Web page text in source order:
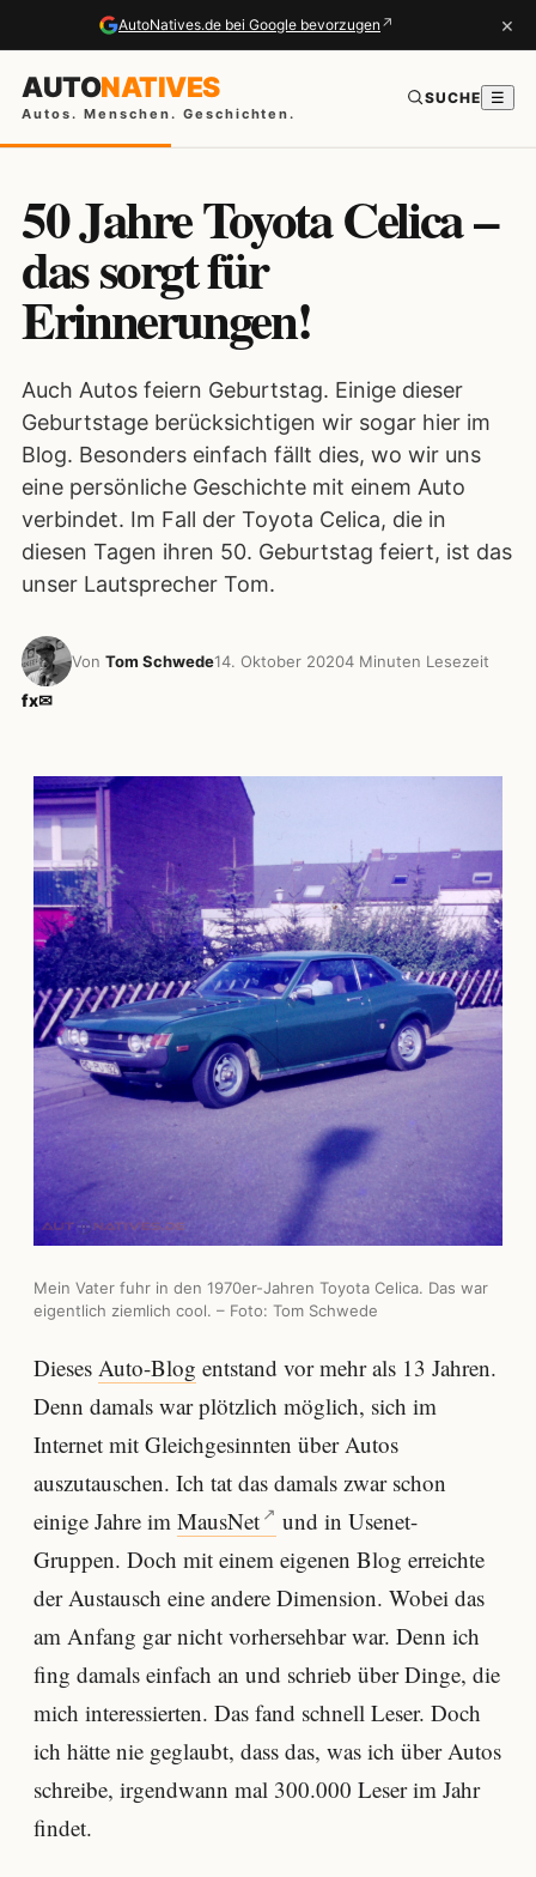
AutoNatives.de bei Google bevorzugen ↗ ×
AUTONATIVES
Autos. Menschen. Geschichten.
SUCHE ☰
50 Jahre Toyota Celica –
das sorgt für
Erinnerungen!
Auch Autos feiern Geburtstag. Einige dieser
Geburtstage berücksichtigen wir sogar hier im
Blog. Besonders einfach fällt dies, wo wir uns
eine persönliche Geschichte mit einem Auto
verbindet. Im Fall der Toyota Celica, die in
diesen Tagen ihren 50. Geburtstag feiert, ist das
unser Lautsprecher Tom.
Von Tom Schwede14. Oktober 20204 Minuten Lesezeit
fx✉
Mein Vater fuhr in den 1970er-Jahren Toyota Celica. Das war
eigentlich ziemlich cool. – Foto: Tom Schwede
Dieses Auto-Blog entstand vor mehr als 13 Jahren.
Denn damals war plötzlich möglich, sich im
Internet mit Gleichgesinnten über Autos
auszutauschen. Ich tat das damals zwar schon
einige Jahre im MausNet
und in Usenet-
Gruppen. Doch mit einem eigenen Blog erreichte
der Austausch eine andere Dimension. Wobei das
am Anfang gar nicht vorhersehbar war. Denn ich
fing damals einfach an und schrieb über Dinge, die
mich interessierten. Das fand schnell Leser. Doch
ich hätte nie geglaubt, dass das, was ich über Autos
schreibe, irgendwann mal 300.000 Leser im Jahr
findet.